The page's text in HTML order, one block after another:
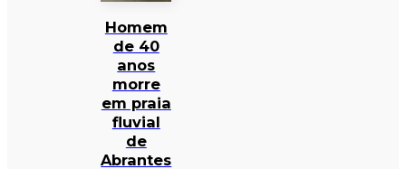
Homem
de 40
anos
morre
em praia
fluvial
de
Abrantes